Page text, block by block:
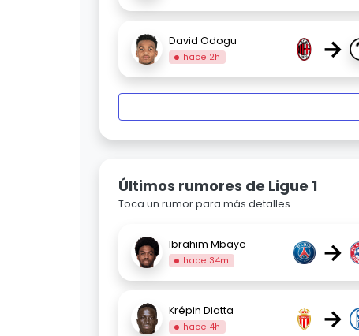
David Odogu
hace 2h →
Últimos rumores de Ligue 1
Toca un rumor para más detalles.
Ibrahim Mbaye
hace 34m →
Krépin Diatta
hace 4h →